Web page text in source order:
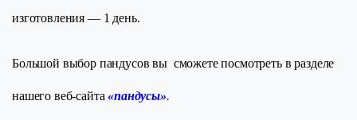
изготовления — 1 день.
Большой выбор пандусов вы сможете посмотреть в разделе
нашего веб-сайта«пандусы».